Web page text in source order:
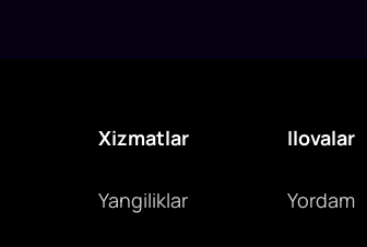
Xizmatlar
Yangiliklar
Ilovalar
Yordam